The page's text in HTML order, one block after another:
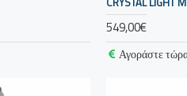
549,00€
Αγοράστε